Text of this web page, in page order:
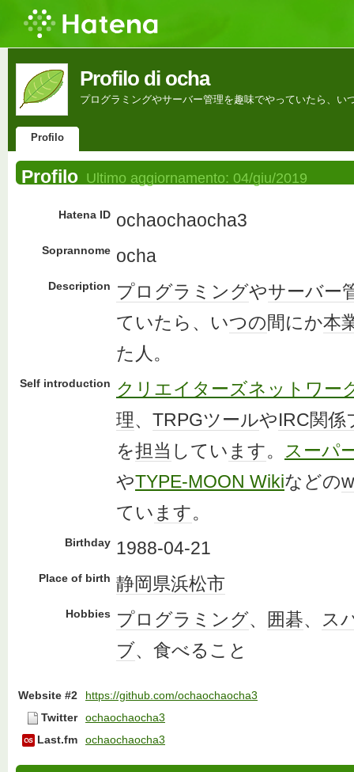
Profilo di ocha
プログラミングやサーバー管理を趣味でやっていたら、い
Profilo
Profilo Ultimo aggiornamento: 04/giu/2019
Hatena ID ochaochaocha3
Soprannome ocha
Description プログラミングやサーバー
ていたら、いつの間にか本
た人。
Self introduction
クリエイターズネットワー
理、 TRPGツールやIRC関係
を担当 してい ます。 スーパ
やTYPE-MOON Wikiなどの
てい ます。
Birthday 1988-04-21
Place of birth 静岡県浜松市
Hobbies プログラミング、 囲碁、 ス
ブ、食べること
Website #2
https://github.com/ochaochaocha3
Twitter
ochaochaocha3
Last.fm
ochaochaocha3